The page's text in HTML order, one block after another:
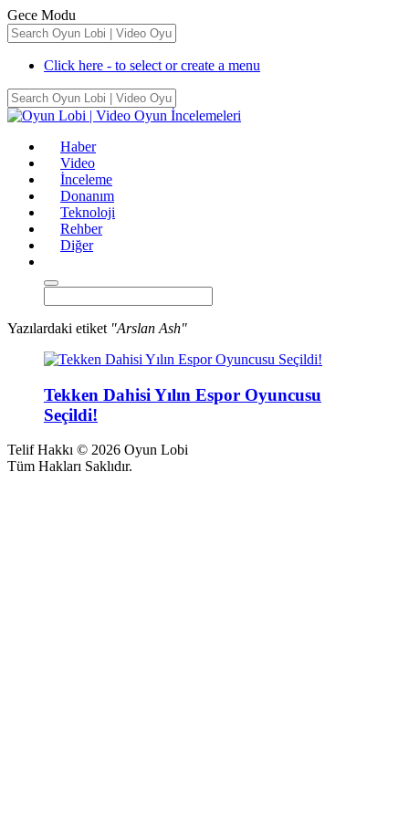
Gece Modu
Click here - to select or create a menu
Haber
Video
İnceleme
Donanım
Teknoloji
Rehber
Diğer
Yazılardaki etiket "Arslan Ash"
Tekken Dahisi Yılın Espor Oyuncusu
Seçildi!
Telif Hakkı © 2026 Oyun Lobi
Tüm Hakları Saklıdır.